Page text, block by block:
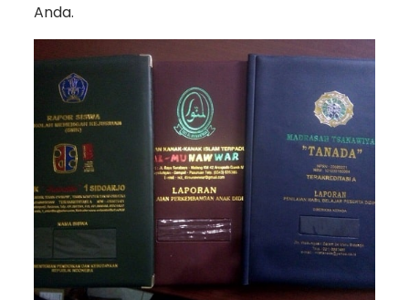
Anda.